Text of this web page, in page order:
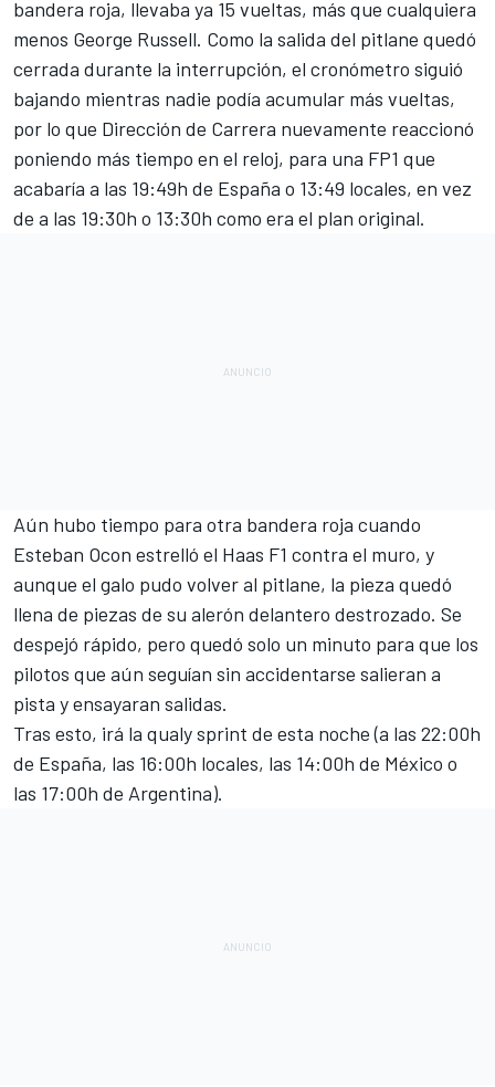
bandera roja, llevaba ya 15 vueltas, más que cualquiera
menos George Russell. Como la salida del pitlane quedó
cerrada durante la interrupción, el cronómetro siguió
bajando mientras nadie podía acumular más vueltas,
por lo que Dirección de Carrera nuevamente reaccionó
poniendo más tiempo en el reloj, para una FP1 que
acabaría a las 19:49h de España o 13:49 locales, en vez
de a las 19:30h o 13:30h como era el plan original.
Aún hubo tiempo para otra bandera roja cuando
Esteban Ocon estrelló el Haas F1 contra el muro, y
aunque el galo pudo volver al pitlane, la pieza quedó
llena de piezas de su alerón delantero destrozado. Se
despejó rápido, pero quedó solo un minuto para que los
pilotos que aún seguían sin accidentarse salieran a
pista y ensayaran salidas.
Tras esto, irá la qualy sprint de esta noche (a las 22:00h
de España, las 16:00h locales, las 14:00h de México o
las 17:00h de Argentina).